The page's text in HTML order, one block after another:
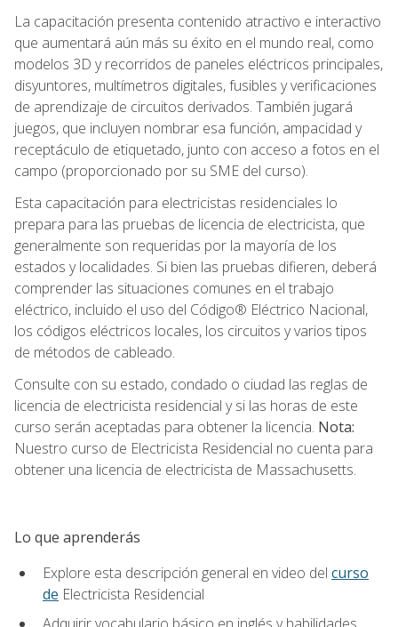
La capacitación presenta contenido atractivo e interactivo
que aumentará aún más su éxito en el mundo real, como
modelos 3D y recorridos de paneles eléctricos principales,
disyuntores, multímetros digitales, fusibles y verificaciones
de aprendizaje de circuitos derivados. También jugará
juegos, que incluyen nombrar esa función, ampacidad y
receptáculo de etiquetado, junto con acceso a fotos en el
campo (proporcionado por su SME del curso).
Esta capacitación para electricistas residenciales lo
prepara para las pruebas de licencia de electricista, que
generalmente son requeridas por la mayoría de los
estados y localidades. Si bien las pruebas difieren, deberá
comprender las situaciones comunes en el trabajo
eléctrico, incluido el uso del Código® Eléctrico Nacional,
los códigos eléctricos locales, los circuitos y varios tipos
de métodos de cableado.
Consulte con su estado, condado o ciudad las reglas de
licencia de electricista residencial y si las horas de este
curso serán aceptadas para obtener la licencia. Nota:
Nuestro curso de Electricista Residencial no cuenta para
obtener una licencia de electricista de Massachusetts.
Lo que aprenderás
Explore esta descripción general en video del curso
de Electricista Residencial
Adquirir vocabulario básico en inglés y habilidades